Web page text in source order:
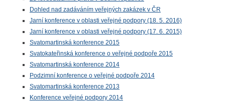
Dohled nad zadáváním veřejných zakázek v ČR
Jarní konference v oblasti veřejné podpory (18. 5. 2016)
Jarní konference v oblasti veřejné podpory (17. 6. 2015)
Svatomartinská konference 2015
Svatokateřinská konference o veřejné podpoře 2015
Svatomartinská konference 2014
Podzimní konference o veřejné podpoře 2014
Svatomartinská konference 2013
Konference veřejné podpory 2014